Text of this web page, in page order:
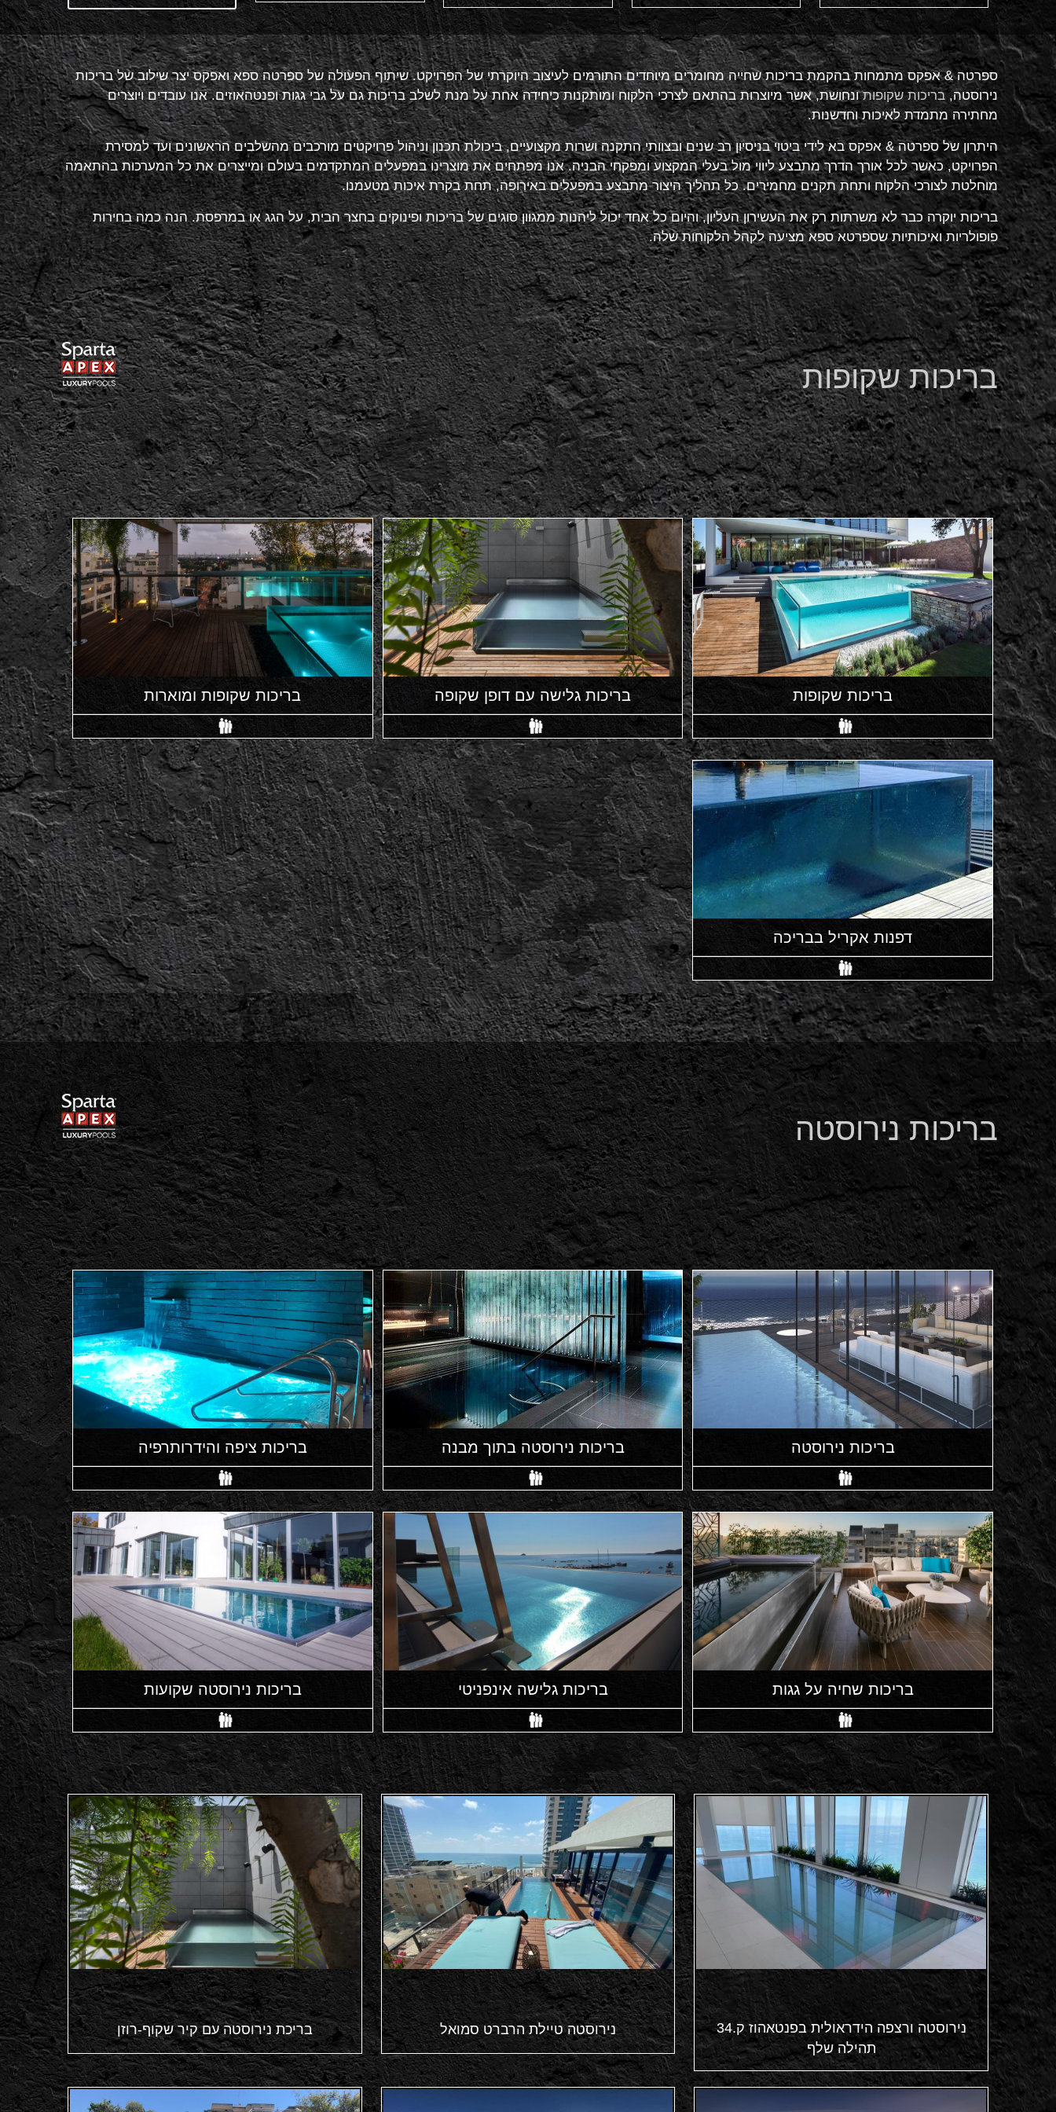
ספרטה & אפקס מתמחות בהקמת בריכות שחייה מחומרים מיוחדים התורמים לעיצוב היוקרתי של הפרויקט. שיתוף הפעולה של ספרטה ספא ואפקס יצר שילוב של בריכות
נירוסטה,בריכות שקופותונחושת, אשר מיוצרות בהתאם לצרכי הלקוח ומותקנות כיחידה אחת על מנת לשלב בריכות גם על גבי גגות ופנטהאוזים. אנו עובדים ויוצרים
מחתירה מתמדת לאיכות וחדשנות.
היתרון של ספרטה & אפקס בא לידי ביטוי בניסיון רב שנים ובצוותי התקנה ושרות מקצועיים, ביכולת תכנון וניהול פרויקטים מורכבים מהשלבים הראשונים ועד למסירת
הפרויקט, כאשר לכל אורך הדרך מתבצע ליווי מול בעלי המקצוע ומפקחי הבניה. אנו מפתחים את מוצרינו במפעלים המתקדמים בעולם ומייצרים את כל המערכות בהתאמה
מוחלטת לצורכי הלקוח ותחת תקנים מחמירים. כל תהליך היצור מתבצע במפעלים באירופה, תחת בקרת איכות מטעמנו.
בריכות יוקרה כבר לא משרתות רק את העשירון העליון, והיום כל אחד יכול ליהנות ממגוון סוגים של בריכות ופינוקים בחצר הבית, על הגג או במרפסת. הנה כמה בחירות
פופולריות ואיכותיות שספרטא ספא מציעה לקהל הלקוחות שלה.
בריכות שקופות
בריכות שקופות בריכות גלישה עם דופן שקופה בריכות שקופות ומוארות
דפנות אקריל בבריכה
בריכות נירוסטה
בריכות נירוסטה בריכות נירוסטה בתוך מבנה בריכות ציפה והידרותרפיה
בריכות שחיה על גגות בריכות גלישה אינפניטי בריכות נירוסטה שקועות
נירוסטה ורצפה הידראולית בפנטאהוז ק.34
תהילה שלף
נירוסטה טיילת הרברט סמואל בריכת נירוסטה עם קיר שקוף-רוזן